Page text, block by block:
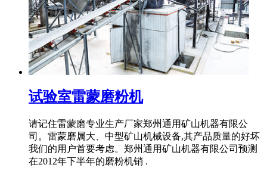
试验室雷蒙磨粉机
请记住雷蒙磨专业生产厂家郑州通用矿山机器有限公
司。雷蒙磨属大、中型矿山机械设备,其产品质量的好坏
我们的用户首要考虑。郑州通用矿山机器有限公司预测
在2012年下半年的磨粉机销 .